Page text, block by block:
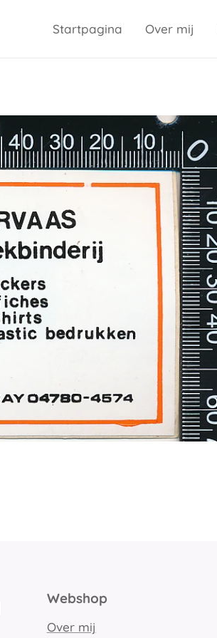
Startpagina Over mij
Webshop
Over mij